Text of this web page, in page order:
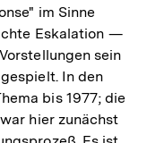
im Sinne
Eskalation —
sein
In den
bis 1977; die
hier zunächst